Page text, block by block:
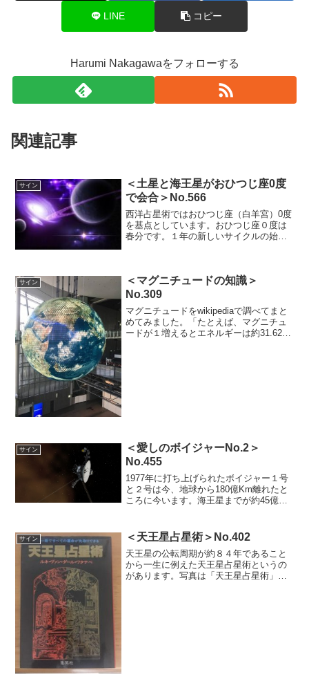
LINE コピー
Harumi Nakagawaをフォローする
関連記事
サイン
＜土星と海王星がおひつじ座0度
で会合＞No.566
西洋占星術ではおひつじ座（白羊宮）0度
を基点としています。おひつじ座０度は
春分です。１年の新しいサイクルの始ま
2026年2月21日AM02:01 おひつじ座0度に
土星と海王星が会合...
サイン
＜マグニチュードの知識＞
No.309
マグニチュードをwikipediaで調べてまと
めてみました。「たとえば、マグニチュ
ードが１増えるとエネルギーは約31.62
サイン
＜愛しのボイジャーNo.2＞
No.455
1977年に打ち上げられたボイジャー１号
と２号は今、地球から180億Km離れたと
ころに今います。海王星までが約45億Km
の世界は「オールトの雲」までしかない
のでは・・・と科学的根拠はないです
が、思っています。つまり...
サイン ＜天王星占星術＞No.402
天王星の公転周期が約８４年であること
から一生に例えた天王星占星術というの
があります。写真は「天王星占星術」ル